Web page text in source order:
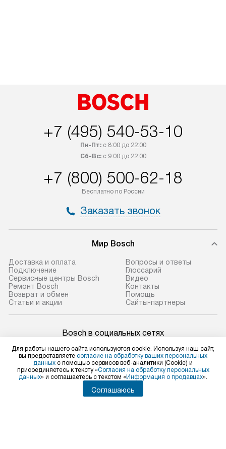
+7 (495) 540-53-10
Пн-Пт:с 8:00 до 22:00
Сб-Вс:с 9:00 до 22:00
+7 (800) 500-62-18
Бесплатно по России
Заказать звонок
Мир Bosch
Доставка и оплата
Подключение
Сервисные центры Bosch
Ремонт Bosch
Возврат и обмен
Статьи и акции
Вопросы и ответы
Глоссарий
Видео
Контакты
Помощь
Сайты-партнеры
Bosch в социальных сетях
Для физических лиц
shop@bosch-centre.ru
Для юридических лиц
Для работы нашего сайта используются cookie. Используя наш сайт,
вы предоставляете согласие на обработку ваших персональных
данных с помощью сервисов веб-аналитики (Cookie) и
присоединяетесь к тексту «Согласия на обработку персональных
данных» и соглашаетесь с текстом « Информация о продавцах».
Соглашаюсь